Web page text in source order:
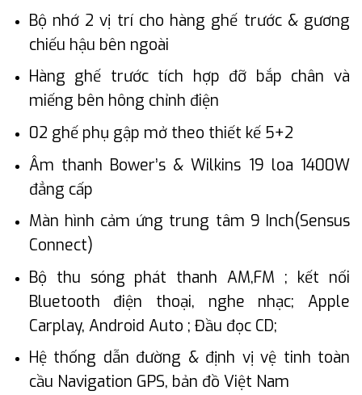
Bộ nhớ 2 vị trí cho hàng ghế trước & gương
chiếu hậu bên ngoài
Hàng ghế trước tích hợp đỡ bắp chân và
miếng bên hông chỉnh điện
02 ghế phụ gập mở theo thiết kế 5+2
Âm thanh Bower’s & Wilkins 19 loa 1400W
đẳng cấp
Màn hình cảm ứng trung tâm 9 Inch(Sensus
Connect)
Bộ thu sóng phát thanh AM,FM ; kết nối
Bluetooth điện thoại, nghe nhạc; Apple
Carplay, Android Auto ; Đầu đọc CD;
Hệ thống dẫn đường & định vị vệ tinh toàn
cầu Navigation GPS, bản đồ Việt Nam